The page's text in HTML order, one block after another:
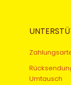
Umtausch